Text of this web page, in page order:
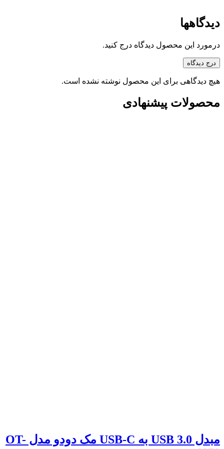
دیدگاهها
درمورد این محصول دیدگاه درج کنید.
درج دیدگاه
هیچ دیدگاهی برای این محصول نوشته نشده است.
محصولات پیشنهادی
مبدل 3.0 USB به USB-C مک دودو مدل OT-